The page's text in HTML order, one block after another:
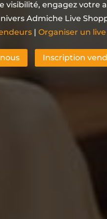
visibilité, engagez votre
Admiche Live
|Organiser un
Inscription